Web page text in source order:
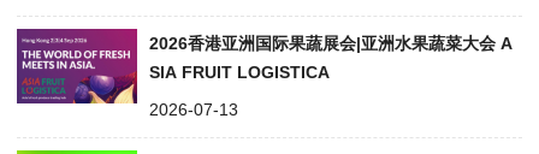
2026香港亚洲国际果蔬展会|亚洲水果蔬菜大会 A
SIA FRUIT LOGISTICA
2026-07-13